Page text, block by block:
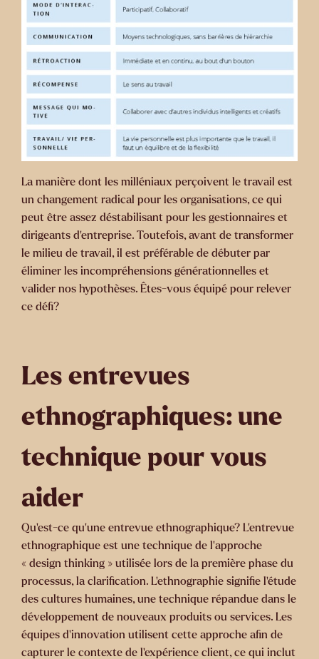
La manière dont les milléniaux perçoivent le travail est
un changement radical pour les organisations, ce qui
peut être assez déstabilisant pour les gestionnaires et
dirigeants d’entreprise. Toutefois, avant de transformer
le milieu de travail, il est préférable de débuter par
éliminer les incompréhensions générationnelles et
valider nos hypothèses. Êtes-vous équipé pour relever
ce défi?
Les entrevues
ethnographiques: une
technique pour vous
aider
Qu’est-ce qu’une entrevue ethnographique? L’entrevue
ethnographique est une technique de l’approche
« design thinking » utilisée lors de la première phase du
processus, la clarification. L’ethnographie signifie l’étude
des cultures humaines, une technique répandue dans le
développement de nouveaux produits ou services. Les
équipes d’innovation utilisent cette approche afin de
capturer le contexte de l’expérience client, ce qui inclut